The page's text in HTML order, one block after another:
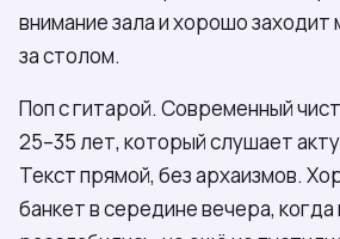
внимание зала и хорошо заходит
за столом.
Поп с гитарой. Современный
25–35 лет, который слушает
Текст прямой, без архаизмов.
банкет в середине вечера, когда